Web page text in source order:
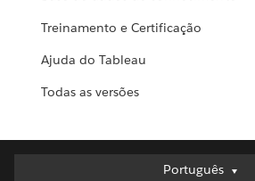
Treinamento e Certificação
Ajuda do Tableau
Todas as versões
Português
Português